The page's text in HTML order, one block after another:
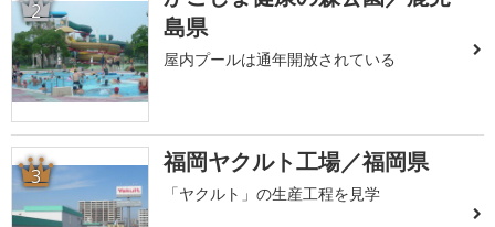
2
島県
屋内プールは通年開放されている
3 福岡ヤクルト工場／福岡県
「ヤクルト」の生産工程を見学